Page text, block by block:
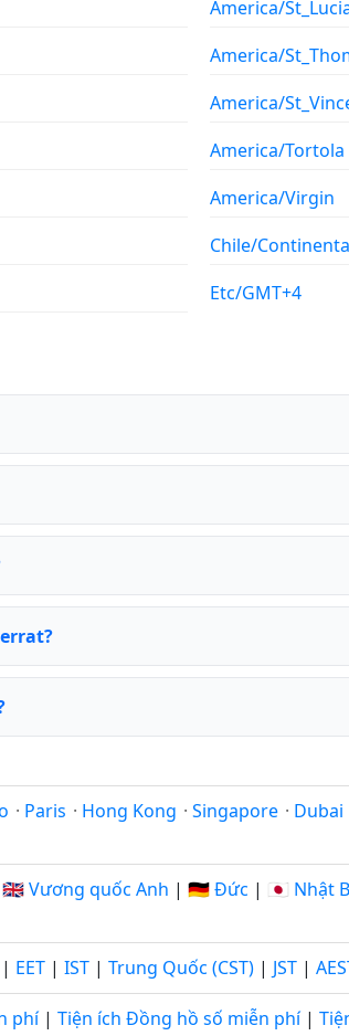
America/
America/
America/
America/Tortola
America/Virgin
Chile/
Etc/GMT+4
· Paris · Hong Kong · Singapore · Dubai
🇬🇧 Vương quốc Anh | 🇩🇪 Đức | 🇯🇵 Nhật
| EET | IST | Trung Quốc (CST) | JST |
phí| Tiện ích Đồng hồ số miễn phí|